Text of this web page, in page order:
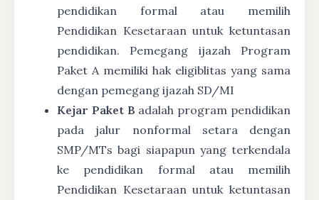
pendidikan formal atau memilih
Pendidikan Kesetaraan untuk ketuntasan
pendidikan. Pemegang ijazah Program
Paket A memiliki hak eligiblitas yang sama
dengan pemegang ijazah SD/MI
Kejar Paket B adalah program pendidikan
pada jalur nonformal setara dengan
SMP/MTs bagi siapapun yang terkendala
ke pendidikan formal atau memilih
Pendidikan Kesetaraan untuk ketuntasan